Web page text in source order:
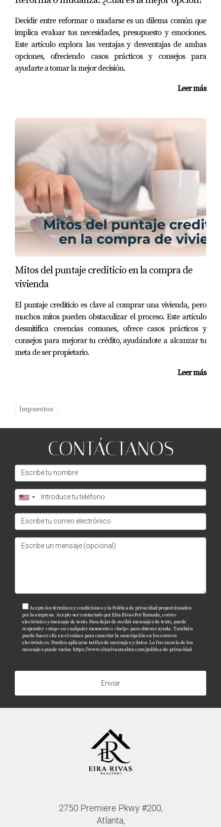
una propiedad por $400,000 e incurrió en
contador experimentado, pudieron identificar
qué gastos eran deducibles y optimizaron su
declaración fiscal para maximizar sus
beneficios.
Estos ejemplos muestran cómo las deducciones
CONCLUSIÓN
Comprar tu primera casa es un paso monumental
que viene acompañado de muchas decisiones
financieras importantes. Conocer las deducciones
fiscales disponibles no solo te ayuda a planificar
mejor tu presupuesto sino que también puede
facilitarte el camino hacia la propiedad soñada.
Recuerda que contar con un agente inmobiliario en
Georgia como Eira Rivas no solo te proporciona
apoyo durante el proceso de compra sino también
asesoramiento experto sobre cómo maximizar tus
si tienes preguntas o necesitas orientación
personalizada sobre cómo navegar este
emocionante viaje hacia la compra de tu hogar.
PREGUNTAS FRECUENTES
Las principales deducciones incluyen los intereses
hipotecarios, impuestos a la propiedad y ciertos
gastos relacionados con el cierre.
¿Puedo deducir todos mis gastos
relacionados con la compra?
No todos los gastos son deducibles; es importante
consultar con un profesional fiscal para identificar
cuáles aplican.
¿Cómo puedo maximizar mis beneficios
fiscales al comprar una casa?
disponibles para maximizar tus deducciones.
¿Qué documentos necesito para reclamar
mis deducciones?
Necesitarás documentos como formularios W-2,
¿Eira Rivas puede ayudarme con mi
compra?
proceso y asegurarse de que aproveches todas las
oportunidades disponibles. Recuerda que estoy aquí
para ayudarte en cada paso del camino hacia tu
Decidir entre reformar o mudarse es un dilema común que
implica evaluar tus necesidades, presupuesto y emociones.
Este artículo explora las ventajas y desventajas de ambas
opciones, ofreciendo casos prácticos y consejos para
ayudarte a tomar la mejor decisión.
Leer más
Mitos del puntaje crediticio en la compra de
vivienda
El puntaje crediticio es clave al comprar una vivienda, pero
muchos mitos pueden obstaculizar el proceso. Este artículo
desmitifica creencias comunes, ofrece casos prácticos y
consejos para mejorar tu crédito, ayudándote a alcanzar tu
meta de ser propietario.
Leer más
Impuestos
CONTÁCTANOS
Acepto los términos y condiciones y la Política de privacidad proporcionados
por la empresa. Acepto ser contactado por Eira Rivas Por llamada, correo
electrónico y mensaje de texto. Para dejar de recibir mensajes de texto, puede
responder «stop» en cualquier momento o «help» para obtener ayuda. También
puede hacer clic en el enlace para cancelar la suscripción en los correos
electrónicos. Pueden aplicarse tarifas de mensajes y datos. La frecuencia de los
mensajes puede variar. https://www.eirarivasrealtor.com/politica-de-privacidad
Enviar
2750 Premiere Pkwy #200,
Atlanta,